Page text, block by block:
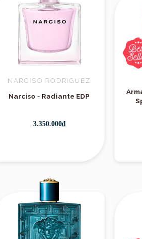
Thương hiệu
NARCISO RODRIGUEZ
Narciso - Radiante EDP
3.350.000₫